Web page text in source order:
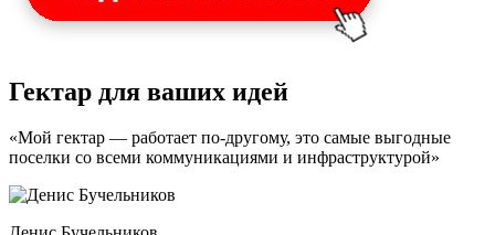
Гектар для ваших идей
«Мой гектар — работает по-другому, это самые выгодные
поселки со всеми коммуникациями и инфраструктурой»